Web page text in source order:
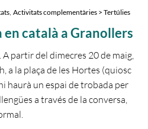
Activitats complementàries > Tertúlies
en català a Granollers
partir del dimecres 20 de maig,
a la plaça de les Hortes (quiosc
haurà un espai de trobada per
a través de la conversa,